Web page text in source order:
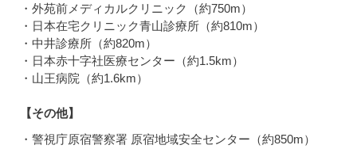
・外苑前メディカルクリニック（約750m）
・日本在宅クリニック青山診療所（約810m）
・中井診療所（約820m）
・日本赤十字社医療センター（約1.5km）
・山王病院（約1.6km）
【その他】
・警視庁原宿警察署 原宿地域安全センター（約850m）